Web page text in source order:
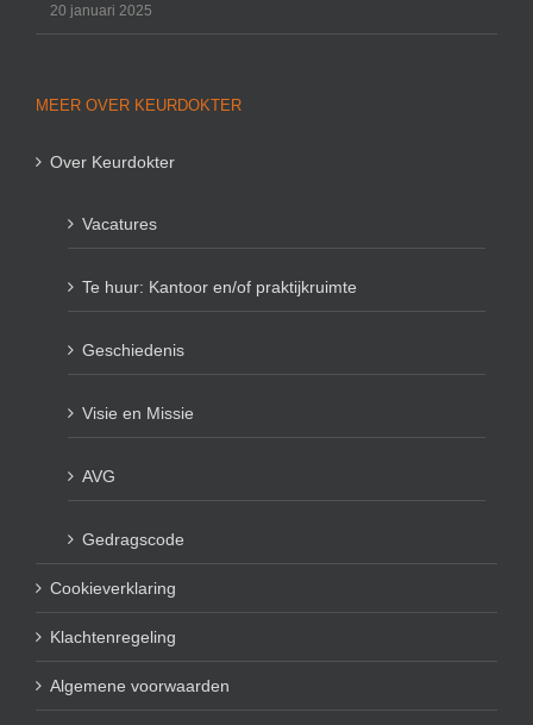
20 januari 2025
MEER OVER KEURDOKTER
Over Keurdokter
Vacatures
Te huur: Kantoor en/of praktijkruimte
Geschiedenis
Visie en Missie
AVG
Gedragscode
Cookieverklaring
Klachtenregeling
Algemene voorwaarden